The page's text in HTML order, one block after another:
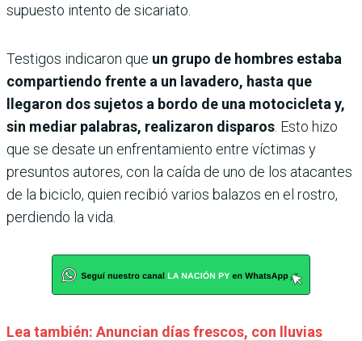
supuesto intento de sicariato.
Testigos indicaron que un grupo de hombres estaba
compartiendo frente a un lavadero, hasta que
llegaron dos sujetos a bordo de una motocicleta y,
sin mediar palabras, realizaron disparos . Esto hizo
que se desate un enfrentamiento entre víctimas y
presuntos autores, con la caída de uno de los atacantes
de la biciclo, quien recibió varios balazos en el rostro,
perdiendo la vida.
Lea también: Anuncian días frescos, con lluvias